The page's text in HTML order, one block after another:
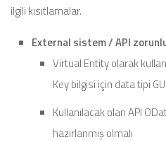
ilgili kısıtlamalar.
External sistem / API
Virtual Entity olarak
Key bilgisi için data tipi
Kullanılacak olan API
hazırlanmış olmalı